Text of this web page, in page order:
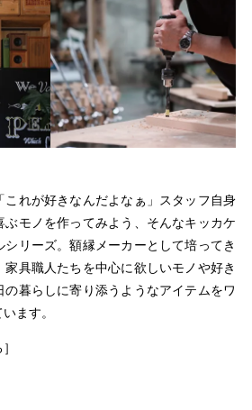
これが好きなんだよなぁ」スタッフ自身
モノを作ってみよう、そんなキッカケ
リーズ。額縁メーカーとして培ってき
具職人たちを中心に欲しいモノや好き
の暮らしに寄り添うようなアイテムをワ
ます。